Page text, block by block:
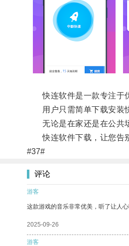
快连软件是一款专注于优
用户只需简单下载安装快
无论是在家还是在公共场
快连软件下载，让您告别
#37#
评论
游客
这款游戏的音乐非常优美，听了让人心
2025-09-26
游客